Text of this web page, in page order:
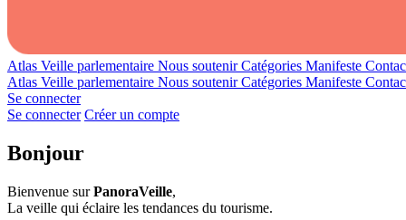
Atlas Veille parlementaire Nous soutenirCatégories Manifeste
Atlas Veille parlementaire Nous soutenirCatégories Manifeste
Se connecter
Se connecter Créer un compte
Bonjour
Bienvenue surPanoraVeille,
La veille qui éclaire les tendances du tourisme.